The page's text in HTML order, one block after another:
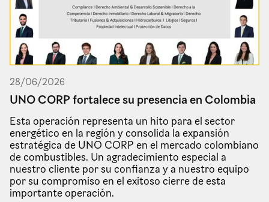
28/06/2026
UNO CORP fortalece su presencia en Colombia
Esta operación representa un hito para el sector
energético en la región y consolida la expansión
estratégica de UNO CORP en el mercado colombiano
de combustibles. Un agradecimiento especial a
nuestro cliente por su confianza y a nuestro equipo
por su compromiso en el exitoso cierre de esta
importante operación.